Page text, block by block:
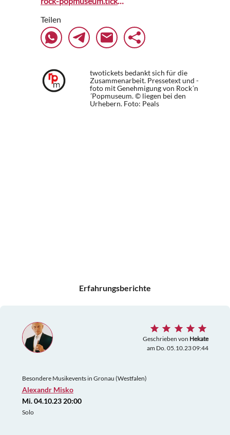
Teilen
twotickets bedankt sich für die
Zusammenarbeit. Pressetext und -
foto mit Genehmigung von Rock´n
´Popmuseum. © liegen bei den
Urhebern. Foto: Peals
Erfahrungsberichte
Geschrieben von Hekate
am Do. 05.10.23 09:44
Besondere Musikevents in Gronau (Westfalen)
Alexandr Misko
Mi. 04.10.23 20:00
Solo